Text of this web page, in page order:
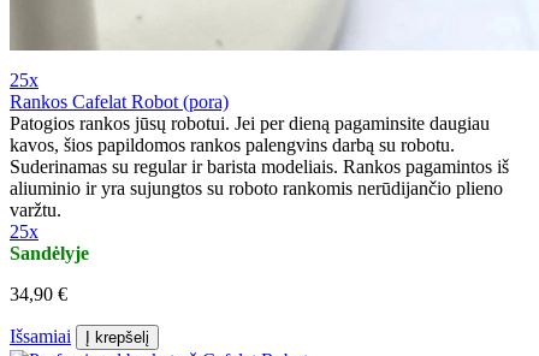
25x
Rankos Cafelat Robot (pora)
Patogios rankos jūsų robotui. Jei per dieną pagaminsite daugiau
kavos, šios papildomos rankos palengvins darbą su robotu.
Suderinamas su regular ir barista modeliais. Rankos pagamintos iš
aliuminio ir yra sujungtos su roboto rankomis nerūdijančio plieno
varžtu.
25x
Sandėlyje
34,90 €
Išsamiai Į krepšelį